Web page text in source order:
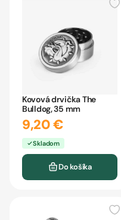
Kovová drvička The
Bulldog, 35 mm
9,20 €
Skladom
Do košíka